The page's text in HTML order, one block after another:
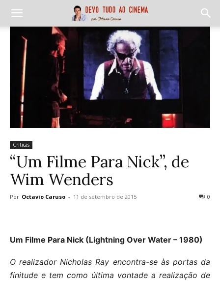
Críticas
“Um Filme Para Nick”, de
Wim Wenders
Por Octavio Caruso - 11 de setembro de 2015 0
Um Filme Para Nick (Lightning Over Water – 1980)
O realizador Nicholas Ray encontra-se às portas da
finitude e tem como última vontade a realização de